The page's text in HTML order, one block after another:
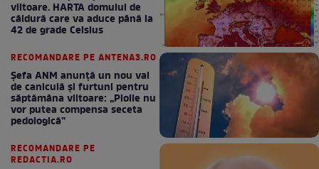
viitoare. HARTA domului de
căldură care va aduce până la
42 de grade Celsius
RECOMANDARE PE ANTENA3.RO
Șefa ANM anunță un nou val
de caniculă și furtuni pentru
săptămâna viitoare: „Ploile nu
vor putea compensa seceta
pedologică”
RECOMANDARE PE
REDACTIA.RO